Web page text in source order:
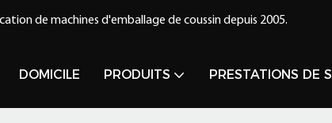
de machines d'emballage de coussin depuis 2005.
DOMICILE PRODUITS PRESTATIONS DE